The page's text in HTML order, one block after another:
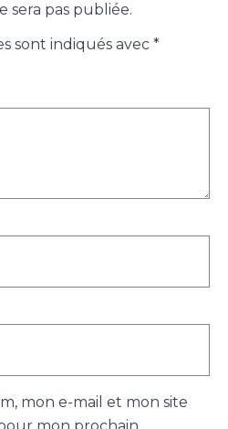
sera pas publiée.
sont indiqués avec *
mon e-mail et mon site